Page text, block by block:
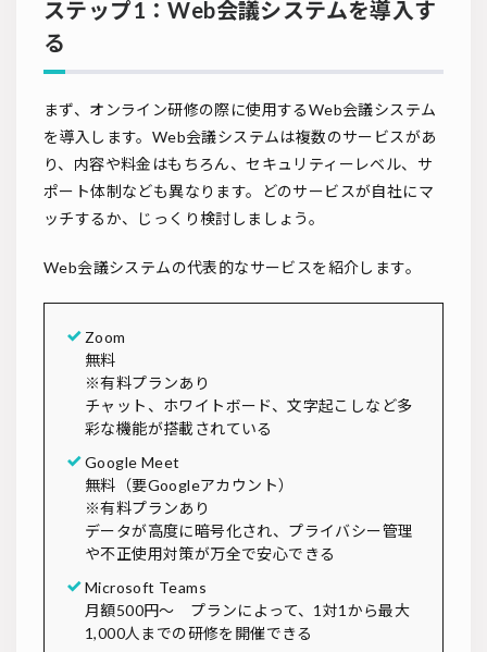
ステップ1：Web会議システムを導入す
る
まず、オンライン研修の際に使用するWeb会議システム
を導入します。Web会議システムは複数のサービスがあ
り、内容や料金はもちろん、セキュリティーレベル、サ
ポート体制なども異なります。どのサービスが自社にマ
ッチするか、じっくり検討しましょう。
Web会議システムの代表的なサービスを紹介します。
Zoom
無料
※有料プランあり
チャット、ホワイトボード、文字起こしなど多
彩な機能が搭載されている
Google Meet
無料（要Googleアカウント）
※有料プランあり
データが高度に暗号化され、プライバシー管理
や不正使用対策が万全で安心できる
Microsoft Teams
月額500円～ プランによって、1対1から最大
1,000人までの研修を開催できる